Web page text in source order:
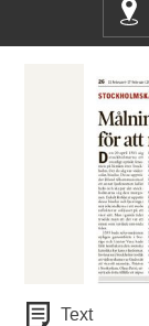
Text